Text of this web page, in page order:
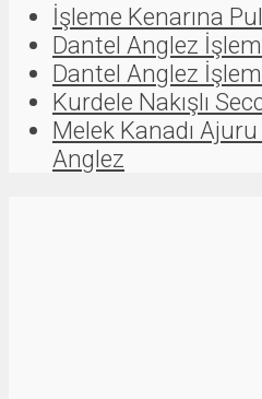
İşleme Kenarına
Dantel Anglez
Dantel Anglez
Kurdele Nakışlı
Melek Kanadı
Anglez